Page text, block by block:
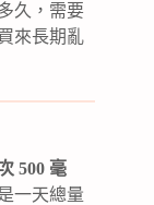
久，需要
來長期亂
500 毫
一天總量